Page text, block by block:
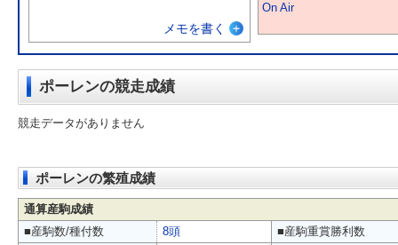
メモを書く
On Air
ポーレンの競走成績
競走データがありません
ポーレンの繁殖成績
通算産駒成績
■産駒数/種付数
8頭
■産駒重賞勝利数